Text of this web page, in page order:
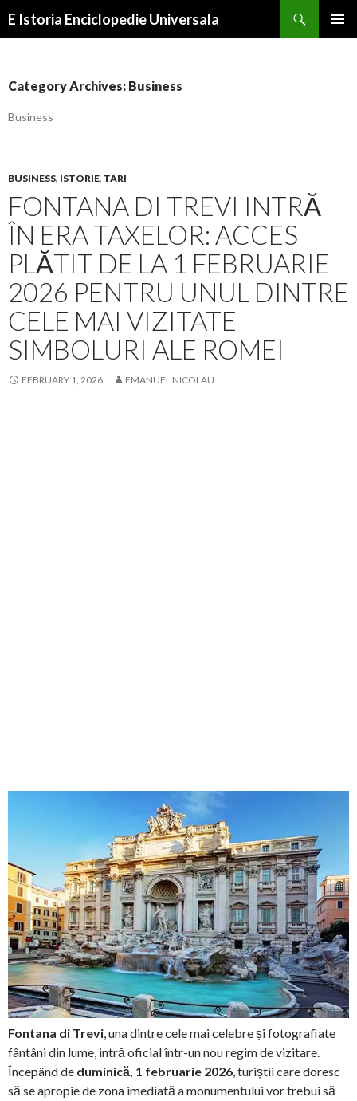
E Istoria Enciclopedie Universala
Category Archives: Business
Business
BUSINESS, ISTORIE, TARI
FONTANA DI TREVI INTRĂ
ÎN ERA TAXELOR: ACCES
PLĂTIT DE LA 1 FEBRUARIE
2026 PENTRU UNUL DINTRE
CELE MAI VIZITATE
SIMBOLURI ALE ROMEI
FEBRUARY 1, 2026 EMANUEL NICOLAU
Fontana di Trevi, una dintre cele mai celebre și fotografiate
fântâni din lume, intră oficial într-un nou regim de vizitare.
Începând de duminică, 1 februarie 2026, turiștii care doresc
să se apropie de zona imediată a monumentului vor trebui să